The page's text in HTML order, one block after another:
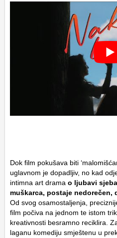
Dok film pokušava biti
uglavnom je dopadljiv, no kad
intimna art drama o ljubavi
muškarca, postaje
Od svog osamostaljenja,
film počiva na jednom te istom
kreativnosti besramno reciklira.
laganu komediju smještenu u